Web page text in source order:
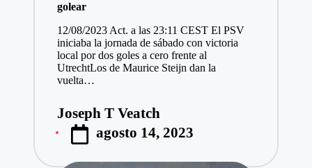
golear
12/08/2023 Act. a las 23:11 CEST El PSV
iniciaba la jornada de sábado con victoria
local por dos goles a cero frente al
UtrechtLos de Maurice Steijn dan la
vuelta…
Publicado
por
Joseph T Veatch
agosto 14, 2023